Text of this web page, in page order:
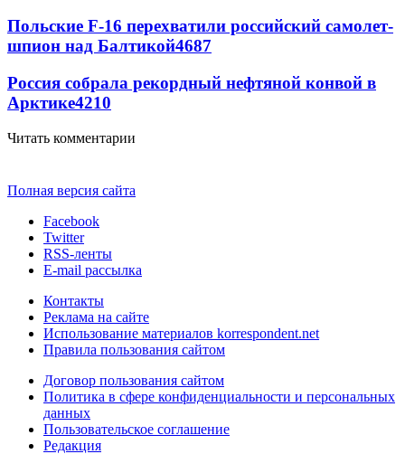
Польские F-16 перехватили российский самолет-
шпион над Балтикой4687
Россия собрала рекордный нефтяной конвой в
Арктике4210
Читать комментарии
Полная версия сайта
Facebook
Twitter
RSS-ленты
E-mail рассылка
Контакты
Реклама на сайте
Использование материалов korrespondent.net
Правила пользования сайтом
Договор пользования сайтом
Политика в сфере конфиденциальности и персональных
данных
Пользовательское соглашение
Редакция